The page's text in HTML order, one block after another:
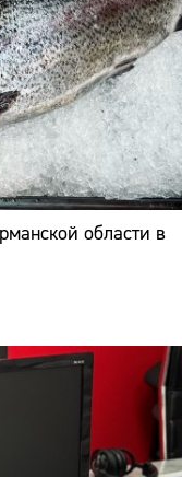
области в